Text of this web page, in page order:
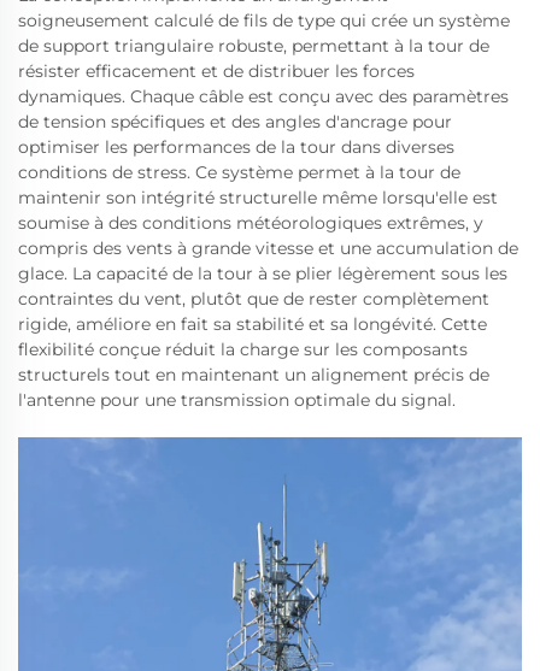
soigneusement calculé de fils de type qui crée un système
de support triangulaire robuste, permettant à la tour de
résister efficacement et de distribuer les forces
dynamiques. Chaque câble est conçu avec des paramètres
de tension spécifiques et des angles d'ancrage pour
optimiser les performances de la tour dans diverses
conditions de stress. Ce système permet à la tour de
maintenir son intégrité structurelle même lorsqu'elle est
soumise à des conditions météorologiques extrêmes, y
compris des vents à grande vitesse et une accumulation de
glace. La capacité de la tour à se plier légèrement sous les
contraintes du vent, plutôt que de rester complètement
rigide, améliore en fait sa stabilité et sa longévité. Cette
flexibilité conçue réduit la charge sur les composants
structurels tout en maintenant un alignement précis de
l'antenne pour une transmission optimale du signal.